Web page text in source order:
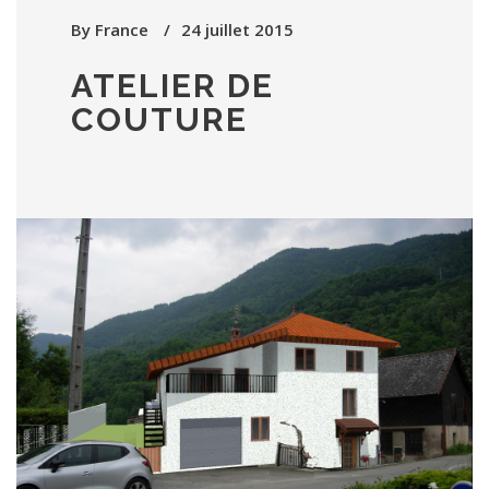
By France 24 juillet 2015
ATELIER DE
COUTURE